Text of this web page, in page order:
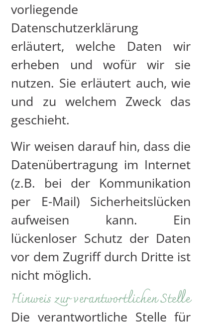
vorliegende
Datenschutzerklärung
erläutert, welche Daten wir
erheben und wofür wir sie
nutzen. Sie erläutert auch, wie
und zu welchem Zweck das
geschieht.
Wir weisen darauf hin, dass die
Datenübertragung im Internet
(z.B. bei der Kommunikation
per E-Mail) Sicherheitslücken
aufweisen kann. Ein
lückenloser Schutz der Daten
vor dem Zugriff durch Dritte ist
nicht möglich.
Hinweis zur verantwortlichen Stelle
Die verantwortliche Stelle für